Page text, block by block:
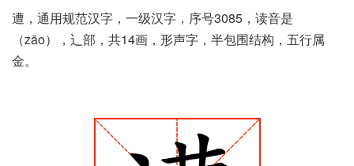
遭，通用规范汉字，一级汉字，序号3085，读音是
（zāo），辶部，共14画，形声字，半包围结构，五行属
金。